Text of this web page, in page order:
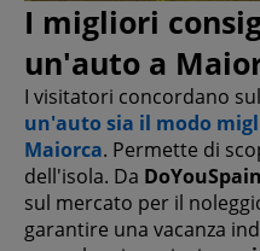
I migliori
un'auto a
I visitatori concordano
un'auto sia il modo
Maiorca. Permette di
dell'isola. Da DoYouSpain
sul mercato per il
garantire una vacanza